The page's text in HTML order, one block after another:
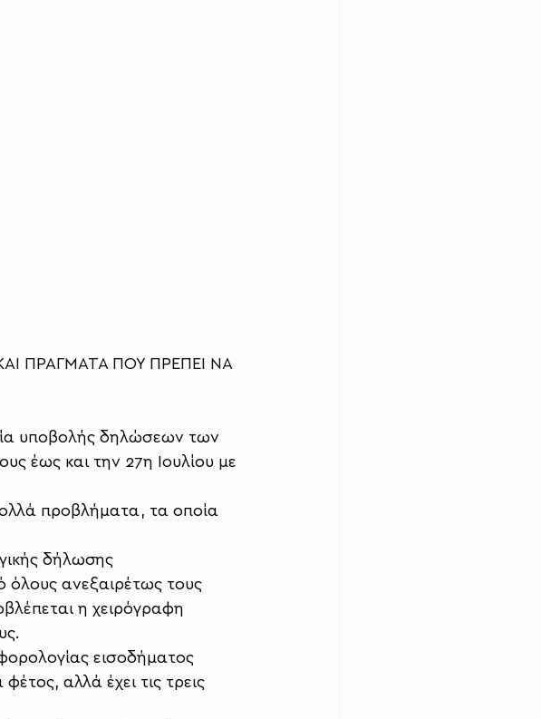
ΠΡΑΓΜΑΤΑ ΠΟΥ ΠΡΕΠΕΙ ΝΑ
υποβολής δηλώσεων των
έως και την 27η Ιουλίου με
προβλήματα, τα οποία
δήλωσης
όλους ανεξαιρέτως τους
η χειρόγραφη
εισοδήματος
αλλά έχει τις τρεις